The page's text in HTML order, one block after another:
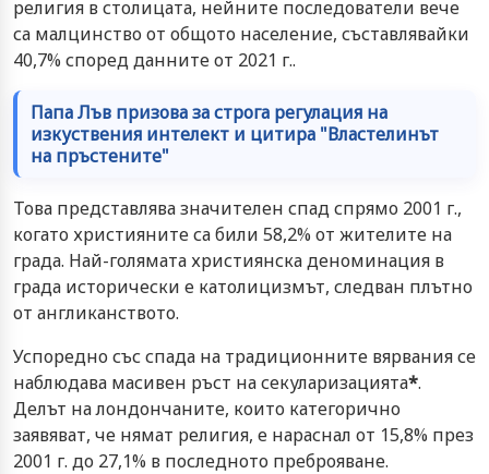
религия в столицата, нейните последователи вече
са малцинство от общото население, съставлявайки
40,7% според данните от 2021 г..
Папа Лъв призова за строга регулация на
изкуствения интелект и цитира "Властелинът
на пръстените"
Това представлява значителен спад спрямо 2001 г.,
когато християните са били 58,2% от жителите на
града. Най-голямата християнска деноминация в
града исторически е католицизмът, следван плътно
от англиканството.
Успоредно със спада на традиционните вярвания се
наблюдава масивен ръст на секуларизацията*.
Делът на лондончаните, които категорично
заявяват, че нямат религия, е нараснал от 15,8% през
2001 г. до 27,1% в последното преброяване.